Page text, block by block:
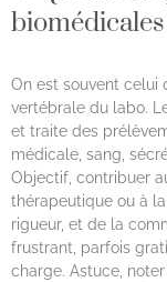
biomédicales
On est souvent celui
vertébrale du labo.
et traite des
médicale, sang,
Objectif, contribuer
thérapeutique ou à
rigueur, et de la
frustrant, parfois
charge. Astuce,